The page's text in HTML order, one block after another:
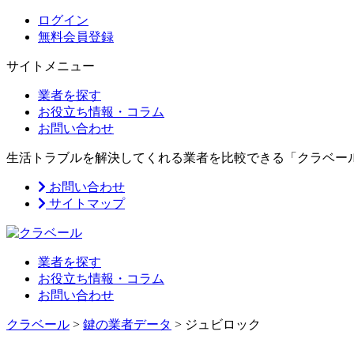
ログイン
無料会員登録
サイトメニュー
業者を探す
お役立ち情報・コラム
お問い合わせ
生活トラブルを解決してくれる業者を比較できる「クラベー
お問い合わせ
サイトマップ
業者を探す
お役立ち情報・コラム
お問い合わせ
クラベール > 鍵の業者データ > ジュビロック